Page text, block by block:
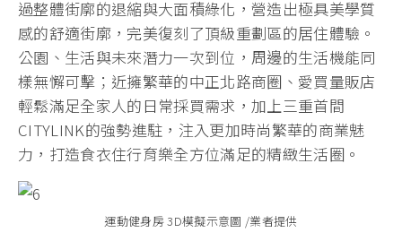
過整體街廓的退縮與大面積綠化，營造出極具美學質
感的舒適街廓，完美復刻了頂級重劃區的居住體驗。
公園、生活與未來潛力一次到位，周邊的生活機能同
樣無懈可擊；近擁繁華的中正北路商圈、愛買量販店
輕鬆滿足全家人的日常採買需求，加上三重首間
CITYLINK的強勢進駐，注入更加時尚繁華的商業魅
力，打造食衣住行育樂全方位滿足的精緻生活圈。
運動健身房 3D模擬示意圖 /業者提供